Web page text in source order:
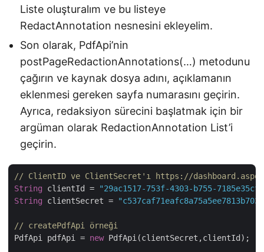
Liste oluşturalım ve bu listeye
RedactAnnotation nesnesini ekleyelim.
Son olarak, PdfApi’nin
postPageRedactionAnnotations(…) metodunu
çağırın ve kaynak dosya adını, açıklamanın
eklenmesi gereken sayfa numarasını geçirin.
Ayrıca, redaksiyon sürecini başlatmak için bir
argüman olarak RedactionAnnotation List’i
geçirin.
// ClientID ve ClientSecret'ı https://
String clientId =
"29ac1517-753f-4303-b755-
String clientSecret =
// createPdfApi örneği
PdfApi pdfApi = new PdfApi(clientSecret,clientId);